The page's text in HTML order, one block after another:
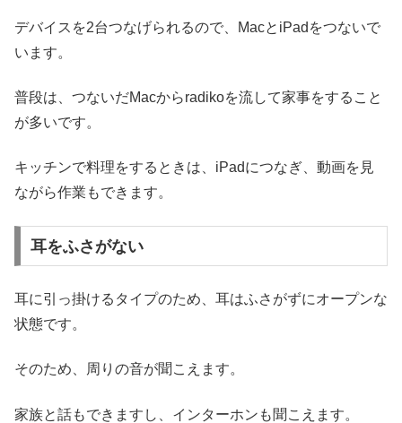
デバイスを2台つなげられるので、MacとiPadをつないで
います。
普段は、つないだMacからradikoを流して家事をすること
が多いです。
キッチンで料理をするときは、iPadにつなぎ、動画を見
ながら作業もできます。
耳をふさがない
耳に引っ掛けるタイプのため、耳はふさがずにオープンな
状態です。
そのため、周りの音が聞こえます。
家族と話もできますし、インターホンも聞こえます。